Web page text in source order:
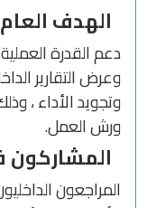
الهدف
دعم القدرة
وعرض التقارير
وتجويد الأداء ،
ورش العمل.
المشاركون
المراجعون